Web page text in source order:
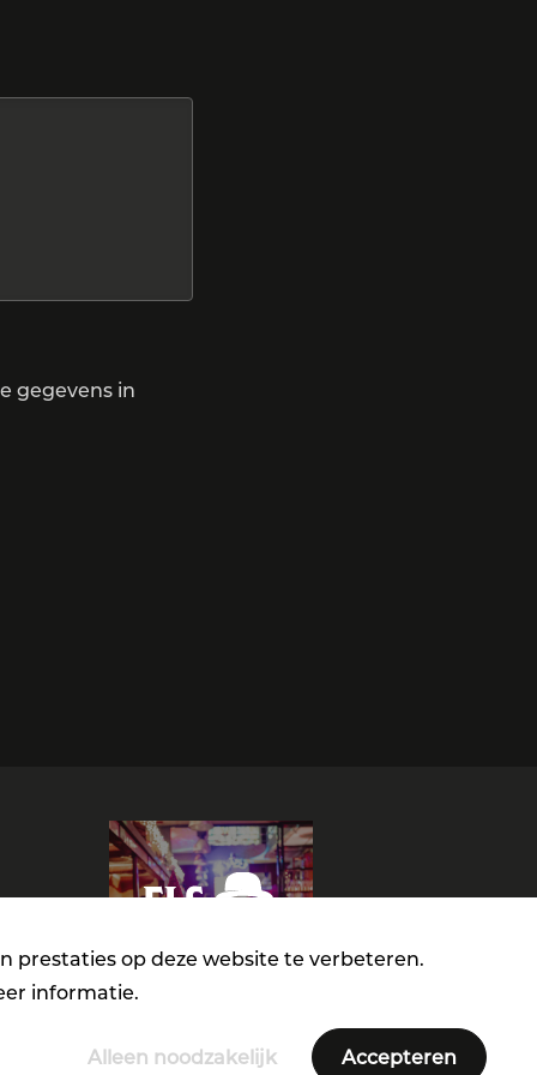
prestaties op deze website te verbeteren.
informatie.
Alleen noodzakelijk Accepteren
gegevens in